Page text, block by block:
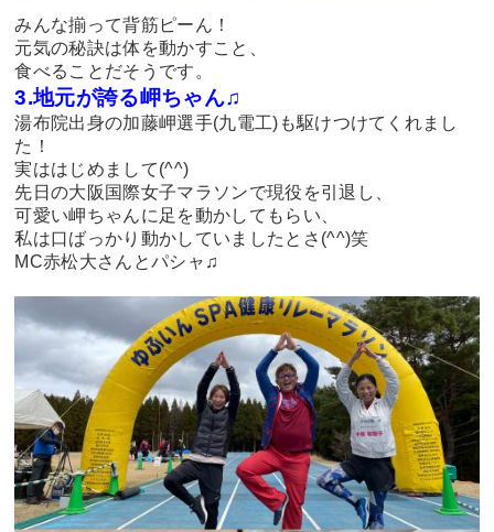
みんな揃って背筋ピーん！
元気の秘訣は体を動かすこと、
食べることだそうです。
3.地元が誇る岬ちゃん♫
湯布院出身の加藤岬選手(九電工)も駆けつけてくれまし
た！
実ははじめまして(^^)
先日の大阪国際女子マラソンで現役を引退し、
可愛い岬ちゃんに足を動かしてもらい、
私は口ばっかり動かしていましたとさ(^^)笑
MC赤松大さんとパシャ♫